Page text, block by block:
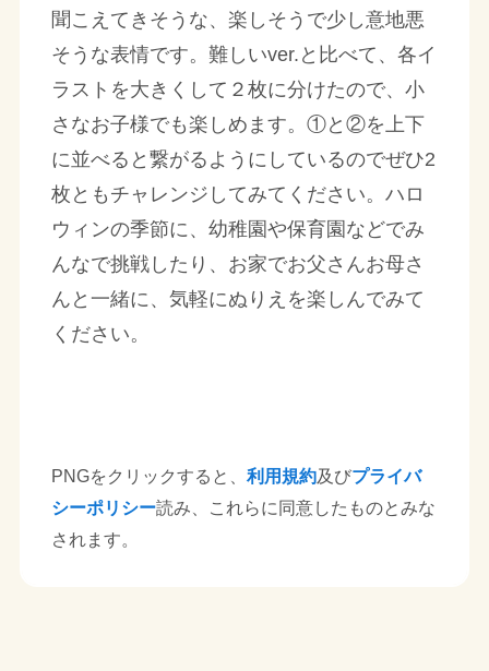
聞こえてきそうな、楽しそうで少し意地悪
そうな表情です。難しいver.と比べて、各イ
ラストを大きくして２枚に分けたので、小
さなお子様でも楽しめます。①と②を上下
に並べると繋がるようにしているのでぜひ2
枚ともチャレンジしてみてください。ハロ
ウィンの季節に、幼稚園や保育園などでみ
んなで挑戦したり、お家でお父さんお母さ
んと一緒に、気軽にぬりえを楽しんでみて
ください。
PNGをクリックすると、 利用規約及びプライバ
シーポリシー読み、これらに同意したものとみな
されます。